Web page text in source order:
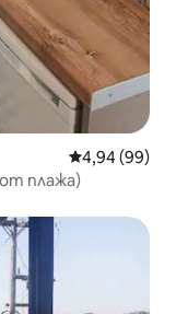
Средна
4,94 (99)
плажа)